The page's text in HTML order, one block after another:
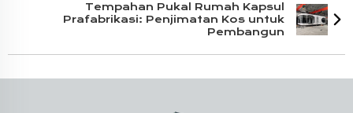
Tempahan Pukal Rumah Kapsul
Prafabrikasi: Penjimatan Kos untuk
Pembangun